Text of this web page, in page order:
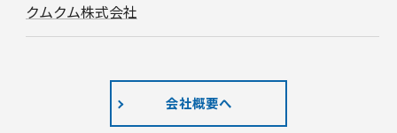
クムクム株式会社
会社概要へ